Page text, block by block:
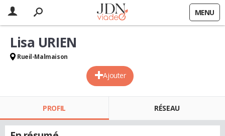
MENU
Ajouter
Lisa URIEN
Rueil-Malmaison
PROFIL RÉSEAU